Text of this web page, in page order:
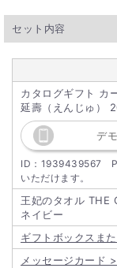
セット内容
カタログギフト カ
延壽（えんじゅ）
デ
ID：1939439567
いただけます。
王妃のタオル THE
ネイビー
ギフトボックスま
メッセージカード >